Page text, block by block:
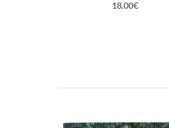
18.00€